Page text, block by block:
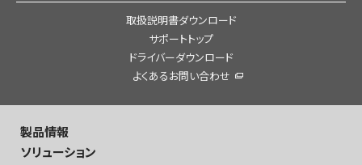
取扱説明書ダウンロード
サポートトップ
ドライバーダウンロード
よくあるお問い合わせ
製品情報
ソリューション